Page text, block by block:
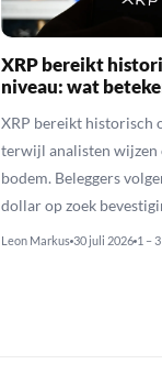
XRP bereikt
niveau: wat
XRP bereikt historisch
terwijl analisten wijzen
bodem. Beleggers
dollar op zoek
Leon Markus 30 juli 2026 1 –